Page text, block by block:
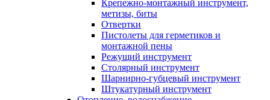
Крепежно-монтажный инструмент,
метизы, биты
Отвертки
Пистолеты для герметиков и
монтажной пены
Режущий инструмент
Столярный инструмент
Шарнирно-губцевый инструмент
Штукатурный инструмент